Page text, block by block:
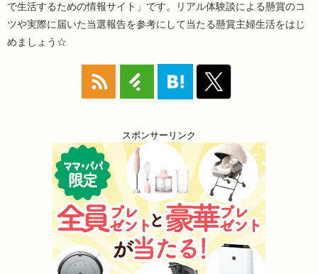
で生活するための情報サイト」です。リアル体験談による懸賞のコ
ツや実際に届いた当選報告を参考にして当たる懸賞主婦生活をはじ
めましょう☆
スポンサーリンク